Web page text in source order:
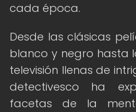
cada época.
Desde las clásicas
blanco y negro hasta
televisión llenas de
detectivesco ha
facetas de la